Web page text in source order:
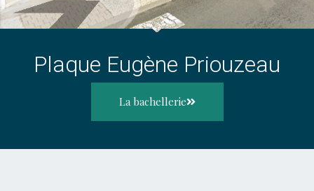
Plaque Eugène Priouzeau
La bachellerie